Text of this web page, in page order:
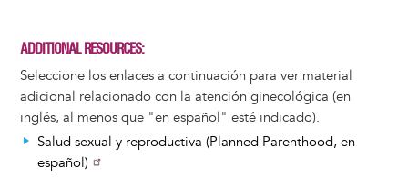
ADDITIONAL RESOURCES
Seleccione los enlaces a continuación para ver material
adicional relacionado con la atención ginecológica (en
inglés, al menos que "en español" esté indicado).
Salud sexual y reproductiva (Planned Parenthood, en
español)